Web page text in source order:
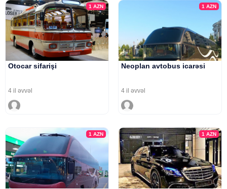
1AZN
Otocar sifarişi
4 il əvvəl
1 AZN
Neoplan avtobus icarəsi
4 il əvvəl
1AZN 1 AZN